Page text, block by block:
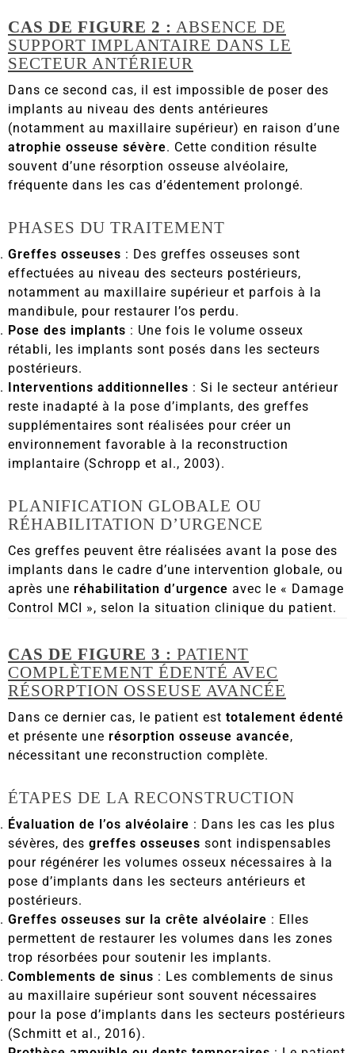
CAS DE FIGURE 2 : ABSENCE DE
SUPPORT IMPLANTAIRE DANS LE
SECTEUR ANTÉRIEUR
Dans ce second cas, il est impossible de poser des
implants au niveau des dents antérieures
(notamment au maxillaire supérieur) en raison d’une
atrophie osseuse sévère. Cette condition résulte
souvent d’une résorption osseuse alvéolaire,
fréquente dans les cas d’édentement prolongé.
PHASES DU TRAITEMENT
Greffes osseuses : Des greffes osseuses sont
effectuées au niveau des secteurs postérieurs,
notamment au maxillaire supérieur et parfois à la
mandibule, pour restaurer l’os perdu.
Pose des implants : Une fois le volume osseux
rétabli, les implants sont posés dans les secteurs
postérieurs.
Interventions additionnelles : Si le secteur antérieur
reste inadapté à la pose d’implants, des greffes
supplémentaires sont réalisées pour créer un
environnement favorable à la reconstruction
implantaire (Schropp et al., 2003).
PLANIFICATION GLOBALE OU
RÉHABILITATION D’URGENCE
Ces greffes peuvent être réalisées avant la pose des
implants dans le cadre d’une intervention globale, ou
après une réhabilitation d’urgence avec le « Damage
Control MCI », selon la situation clinique du patient.
CAS DE FIGURE 3 : PATIENT
COMPLÈTEMENT ÉDENTÉ AVEC
RÉSORPTION OSSEUSE AVANCÉE
Dans ce dernier cas, le patient est totalement édenté
et présente une résorption osseuse avancée,
nécessitant une reconstruction complète.
ÉTAPES DE LA RECONSTRUCTION
Évaluation de l’os alvéolaire : Dans les cas les plus
sévères, des greffes osseuses sont indispensables
pour régénérer les volumes osseux nécessaires à la
pose d’implants dans les secteurs antérieurs et
postérieurs.
Greffes osseuses sur la crête alvéolaire : Elles
permettent de restaurer les volumes dans les zones
trop résorbées pour soutenir les implants.
Comblements de sinus : Les comblements de sinus
au maxillaire supérieur sont souvent nécessaires
pour la pose d’implants dans les secteurs postérieurs
(Schmitt et al., 2016).